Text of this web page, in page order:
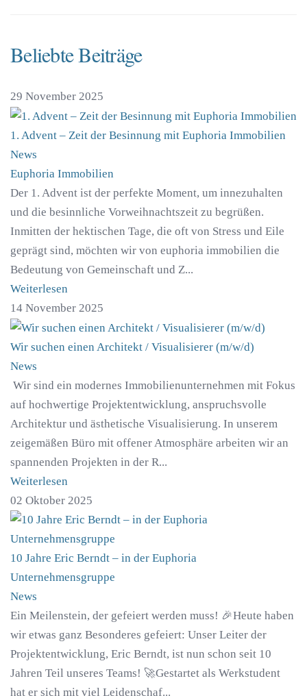
Beliebte Beiträge
29 November 2025
1. Advent – Zeit der Besinnung mit Euphoria Immobilien
News
Euphoria Immobilien
Der 1. Advent ist der perfekte Moment, um innezuhalten
und die besinnliche Vorweihnachtszeit zu begrüßen.
Inmitten der hektischen Tage, die oft von Stress und Eile
geprägt sind, möchten wir von euphoria immobilien die
Bedeutung von Gemeinschaft und Z...
Weiterlesen
14 November 2025
Wir suchen einen Architekt / Visualisierer (m/w/d)
News
Wir sind ein modernes Immobilienunternehmen mit Fokus
auf hochwertige Projektentwicklung, anspruchsvolle
Architektur und ästhetische Visualisierung. In unserem
zeigemäßen Büro mit offener Atmosphäre arbeiten wir an
spannenden Projekten in der R...
Weiterlesen
02 Oktober 2025
10 Jahre Eric Berndt – in der Euphoria
Unternehmensgruppe
News
Ein Meilenstein, der gefeiert werden muss! 🎉Heute haben
wir etwas ganz Besonderes gefeiert: Unser Leiter der
Projektentwicklung, Eric Berndt, ist nun schon seit 10
Jahren Teil unseres Teams! 🚀Gestartet als Werkstudent
hat er sich mit viel Leidenschaf...